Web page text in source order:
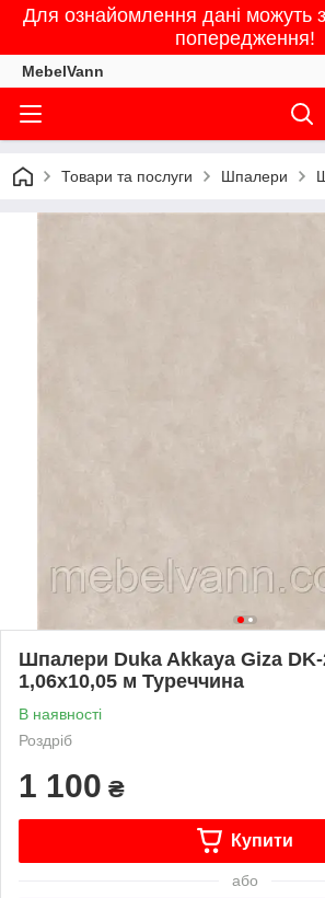
Для ознайомлення дані можуть
попередження!
MebelVann
Товари та послуги Шпалери
Шпалери Duka Akkaya Giza DK-
1,06х10,05 м Туреччина
В наявності
Роздріб
1 100 ₴
Купити
або